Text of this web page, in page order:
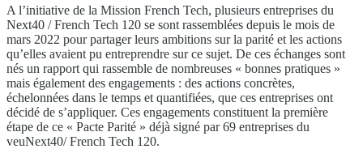
A l’initiative de la Mission French Tech, plusieurs entreprises du
Next40 / French Tech 120 se sont rassemblées depuis le mois de
mars 2022 pour partager leurs ambitions sur la parité et les actions
qu’elles avaient pu entreprendre sur ce sujet. De ces échanges sont
nés un rapport qui rassemble de nombreuses « bonnes pratiques »
mais également des engagements : des actions concrètes,
échelonnées dans le temps et quantifiées, que ces entreprises ont
décidé de s’appliquer. Ces engagements constituent la première
étape de ce « Pacte Parité » déjà signé par 69 entreprises du
veuNext40/ French Tech 120.